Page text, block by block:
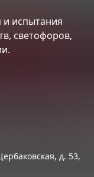
и испытания
светофоров,
д. 53,